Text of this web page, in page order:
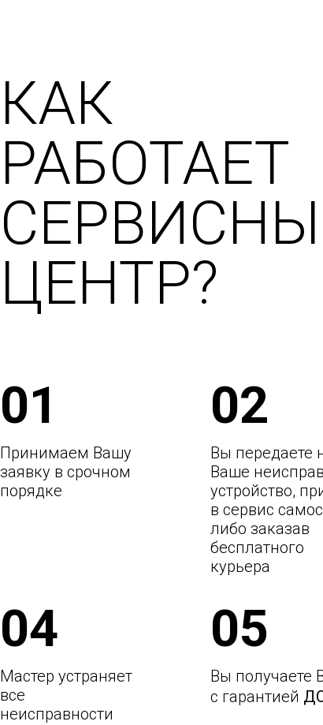
КАК
РАБОТАЕТ
ЦЕНТР?
01
Принимаем Вашу
заявку в срочном
порядке
02
Вы передаете
Ваше
устройство,
в сервис
либо заказав
бесплатного
курьера
04
Мастер устраняет
все
неисправности
05
Вы получаете
с гарантией